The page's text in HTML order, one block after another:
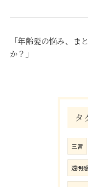
「年齢髪の悩み、ま
か？」
タ
三宮
透明